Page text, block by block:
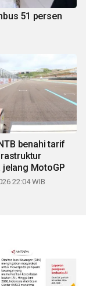
51 persen
benahi tarif
jelang MotoGP
22:04 WIB